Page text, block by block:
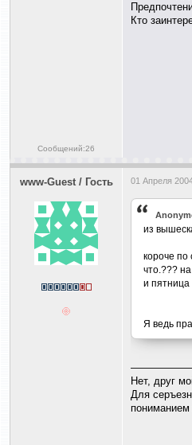
Сообщений:26
Кто
www-Guest / Гость 01 Апреля
из
короче по
что.???
и
Я ведь
Нет, друг
Для